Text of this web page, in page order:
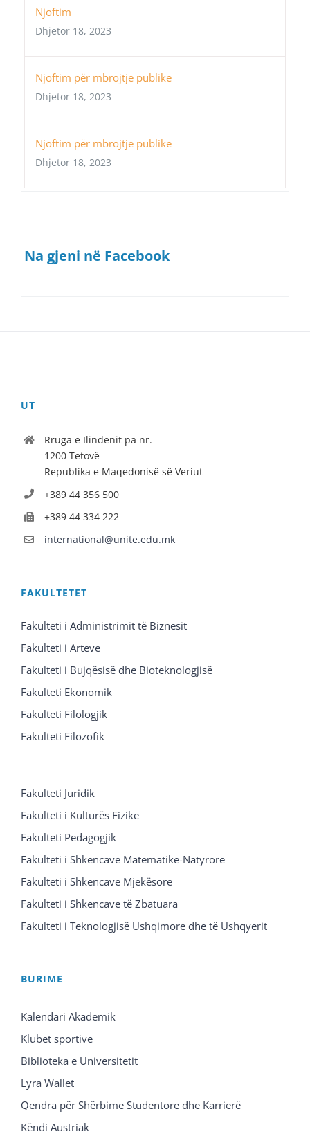
Njoftim
Dhjetor 18, 2023
Njoftim për mbrojtje publike
Dhjetor 18, 2023
Njoftim për mbrojtje publike
Dhjetor 18, 2023
Na gjeni në Facebook
UT
Rruga e Ilindenit pa nr.
1200 Tetovë
Republika e Maqedonisë së Veriut
+389 44 356 500
+389 44 334 222
international@unite.edu.mk
FAKULTETET
Fakulteti i Administrimit të Biznesit
Fakulteti i Arteve
Fakulteti i Bujqësisë dhe Bioteknologjisë
Fakulteti Ekonomik
Fakulteti Filologjik
Fakulteti Filozofik
Fakulteti Juridik
Fakulteti i Kulturës Fizike
Fakulteti Pedagogjik
Fakulteti i Shkencave Matematike-Natyrore
Fakulteti i Shkencave Mjekësore
Fakulteti i Shkencave të Zbatuara
Fakulteti i Teknologjisë Ushqimore dhe të Ushqyerit
BURIME
Kalendari Akademik
Klubet sportive
Biblioteka e Universitetit
Lyra Wallet
Qendra për Shërbime Studentore dhe Karrierë
Këndi Austriak